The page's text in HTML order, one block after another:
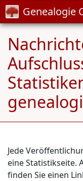
Genealogie
Jede
eine Statistikseite.
finden Sie einen